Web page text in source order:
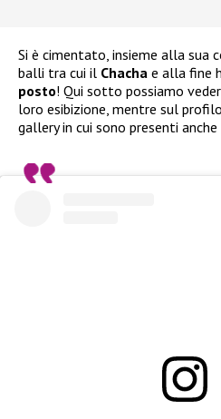
Si è cimentato, insieme alla sua
balli tra cui il Chacha e alla fine
posto! Qui sotto possiamo
loro esibizione, mentre sul
gallery in cui sono presenti